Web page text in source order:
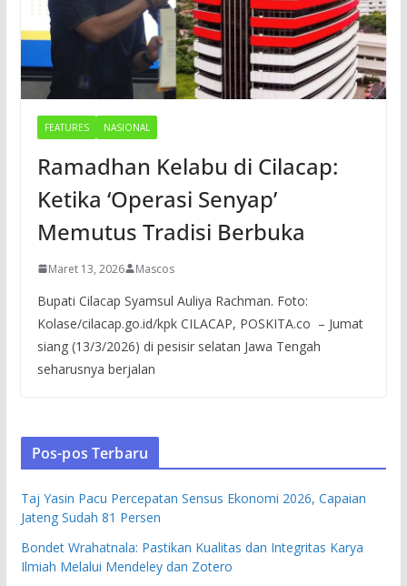
FEATURES NASIONAL
Ramadhan Kelabu di Cilacap:
Ketika ‘Operasi Senyap’
Memutus Tradisi Berbuka
Maret 13, 2026 Mascos
Bupati Cilacap Syamsul Auliya Rachman. Foto:
Kolase/cilacap.go.id/kpk CILACAP, POSKITA.co – Jumat
siang (13/3/2026) di pesisir selatan Jawa Tengah
seharusnya berjalan
Pos-pos Terbaru
Taj Yasin Pacu Percepatan Sensus Ekonomi 2026, Capaian
Jateng Sudah 81 Persen
Bondet Wrahatnala: Pastikan Kualitas dan Integritas Karya
Ilmiah Melalui Mendeley dan Zotero